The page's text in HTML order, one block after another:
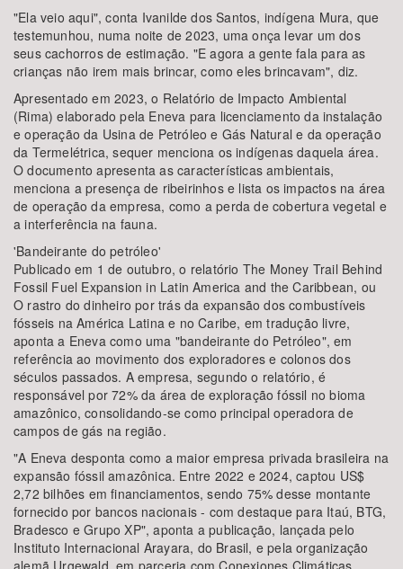
"Ela veio aqui", conta Ivanilde dos Santos, indígena Mura, que
testemunhou, numa noite de 2023, uma onça levar um dos
seus cachorros de estimação. "E agora a gente fala para as
crianças não irem mais brincar, como eles brincavam", diz.
Apresentado em 2023, o Relatório de Impacto Ambiental
(Rima) elaborado pela Eneva para licenciamento da instalação
e operação da Usina de Petróleo e Gás Natural e da operação
da Termelétrica, sequer menciona os indígenas daquela área.
O documento apresenta as características ambientais,
menciona a presença de ribeirinhos e lista os impactos na área
de operação da empresa, como a perda de cobertura vegetal e
a interferência na fauna.
'Bandeirante do petróleo'
Publicado em 1 de outubro, o relatório The Money Trail Behind
Fossil Fuel Expansion in Latin America and the Caribbean, ou
O rastro do dinheiro por trás da expansão dos combustíveis
fósseis na América Latina e no Caribe, em tradução livre,
aponta a Eneva como uma "bandeirante do Petróleo", em
referência ao movimento dos exploradores e colonos dos
séculos passados. A empresa, segundo o relatório, é
responsável por 72% da área de exploração fóssil no bioma
amazônico, consolidando-se como principal operadora de
campos de gás na região.
"A Eneva desponta como a maior empresa privada brasileira na
expansão fóssil amazônica. Entre 2022 e 2024, captou US$
2,72 bilhões em financiamentos, sendo 75% desse montante
fornecido por bancos nacionais - com destaque para Itaú, BTG,
Bradesco e Grupo XP", aponta a publicação, lançada pelo
Instituto Internacional Arayara, do Brasil, e pela organização
alemã Urgewald, em parceria com Conexiones Climáticas